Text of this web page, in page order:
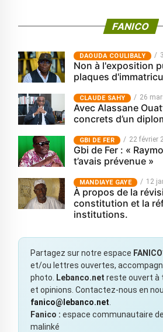
FANICO
‎DAOUDA COULIBALY
Non à l'exposition
plaques
CLAUDE SAHY 26
Avec Alassane
concrets d’un
GBI DE FER 22 février
Gbi de Fer : «
t’avais prévenue »
MANDIAYE GAYE 12
À propos de la
constitution et la
institutions.
Partagez sur notre espace
et/ou lettres ouvertes,
photo.
Lebanco.net reste ouvert à
et opinions. Contactez-nous en
fanico@lebanco.net
Fanico : espace communautaire
malinké